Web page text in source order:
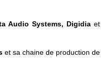
Audio Systems, Digidia et
et sa chaine de production de